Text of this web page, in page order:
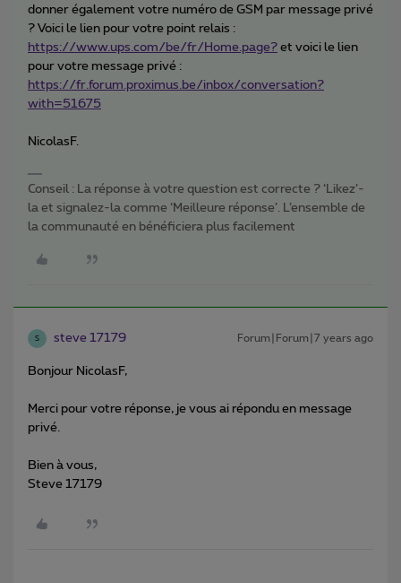
donner également votre numéro de GSM par message privé
? Voici le lien pour votre point relais :
https://www.ups.com/be/fr/Home.page? et voici le lien
pour votre message privé :
https://fr.forum.proximus.be/inbox/conversation?
with=51675
NicolasF.
Conseil : La réponse à votre question est correcte ? ‘Likez’-
la et signalez-la comme ‘Meilleure réponse’. L’ensemble de
la communauté en bénéficiera plus facilement
S steve 17179 Forum|Forum|7 years ago
Bonjour NicolasF,
Merci pour votre réponse, je vous ai répondu en message
privé.
Bien à vous,
Steve 17179